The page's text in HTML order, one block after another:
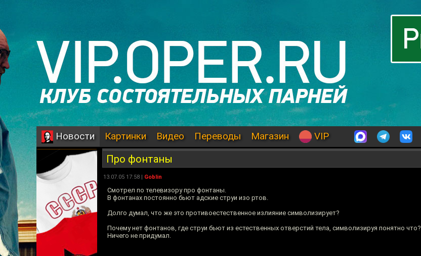
Новости Картинки Видео Переводы Магазин VIP
Про фонтаны
13.07.05 17:58 | Goblin
Смотрел по телевизору про фонтаны.
В фонтанах постоянно бьют адские струи изо ртов.
Долго думал, что же это противоестественное излияние символизирует?
Почему нет фонтанов, где струи бьют из естественных отверстий тела, символизируя понятно что?
Ничего не придумал.